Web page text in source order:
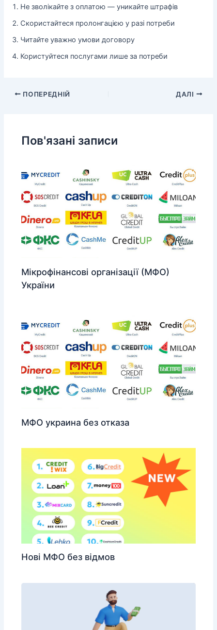
Не зволікайте з оплатою — уникайте штрафів
Скористайтеся пролонгацією у разі потреби
Читайте уважно умови договору
Користуйтеся послугами лише за потреби
ПОПЕРЕДНІЙ ДАЛІ
Пов'язані записи
Мікрофінансові організації (МФО)
України
МФО украина без отказа
Нові МФО без відмов